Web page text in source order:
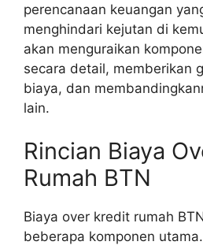
perencanaan keuangan
menghindari kejutan di
akan menguraikan
secara detail, memberikan
biaya, dan
lain.
Rincian Biaya
Rumah BTN
Biaya over kredit rumah
beberapa komponen